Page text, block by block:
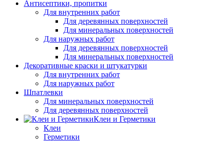
Антисептики, пропитки
Для внутренних работ
Для деревянных поверхностей
Для минеральных поверхностей
Для наружных работ
Для деревянных поверхностей
Для минеральных поверхностей
Декоративные краски и штукатурки
Для внутренних работ
Для наружных работ
Шпатлевки
Для минеральных поверхностей
Для деревянных поверхностей
Клеи и Герметики
Клеи
Герметики